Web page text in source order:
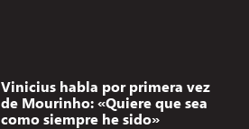
Vinicius habla por primera vez
de Mourinho: «Quiere que sea
como siempre he sido»